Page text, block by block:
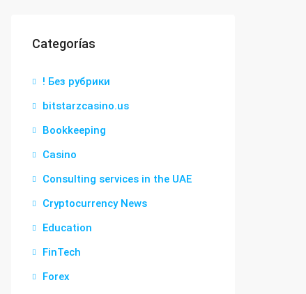
Categorías
! Без рубрики
bitstarzcasino.us
Bookkeeping
Casino
Consulting services in the UAE
Cryptocurrency News
Education
FinTech
Forex